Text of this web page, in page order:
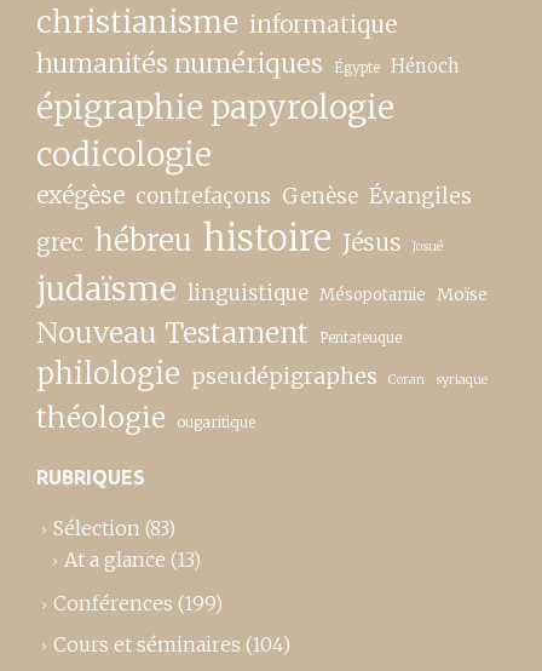
christianisme informatique
humanités numériques Égypte Hénoch
épigraphie papyrologie
codicologie
exégèse contrefaçons Genèse Évangiles
grec hébreu histoire Jésus Josué
judaïsme linguistique Mésopotamie Moïse
Nouveau Testament Pentateuque
philologie pseudépigraphes Coran syriaque
théologie ougaritique
RUBRIQUES
Sélection (83)
At a glance (13)
Conférences (199)
Cours et séminaires (104)